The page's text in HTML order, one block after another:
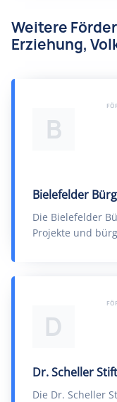
Weitere
Erziehung,
B
Bielefelder
Die Bielefelder
Projekte und
D
Dr. Scheller
Die Dr. Scheller